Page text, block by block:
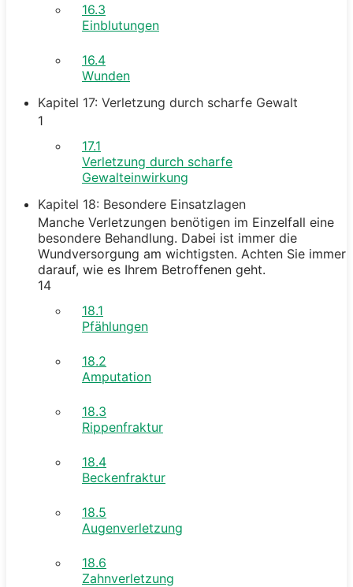
16.3
Einblutungen
16.4
Wunden
Kapitel 17: Verletzung durch scharfe Gewalt
1
17.1
Verletzung durch scharfe
Gewalteinwirkung
Kapitel 18: Besondere Einsatzlagen
Manche Verletzungen benötigen im Einzelfall eine
besondere Behandlung. Dabei ist immer die
Wundversorgung am wichtigsten. Achten Sie immer
darauf, wie es Ihrem Betroffenen geht.
14
18.1
Pfählungen
18.2
Amputation
18.3
Rippenfraktur
18.4
Beckenfraktur
18.5
Augenverletzung
18.6
Zahnverletzung